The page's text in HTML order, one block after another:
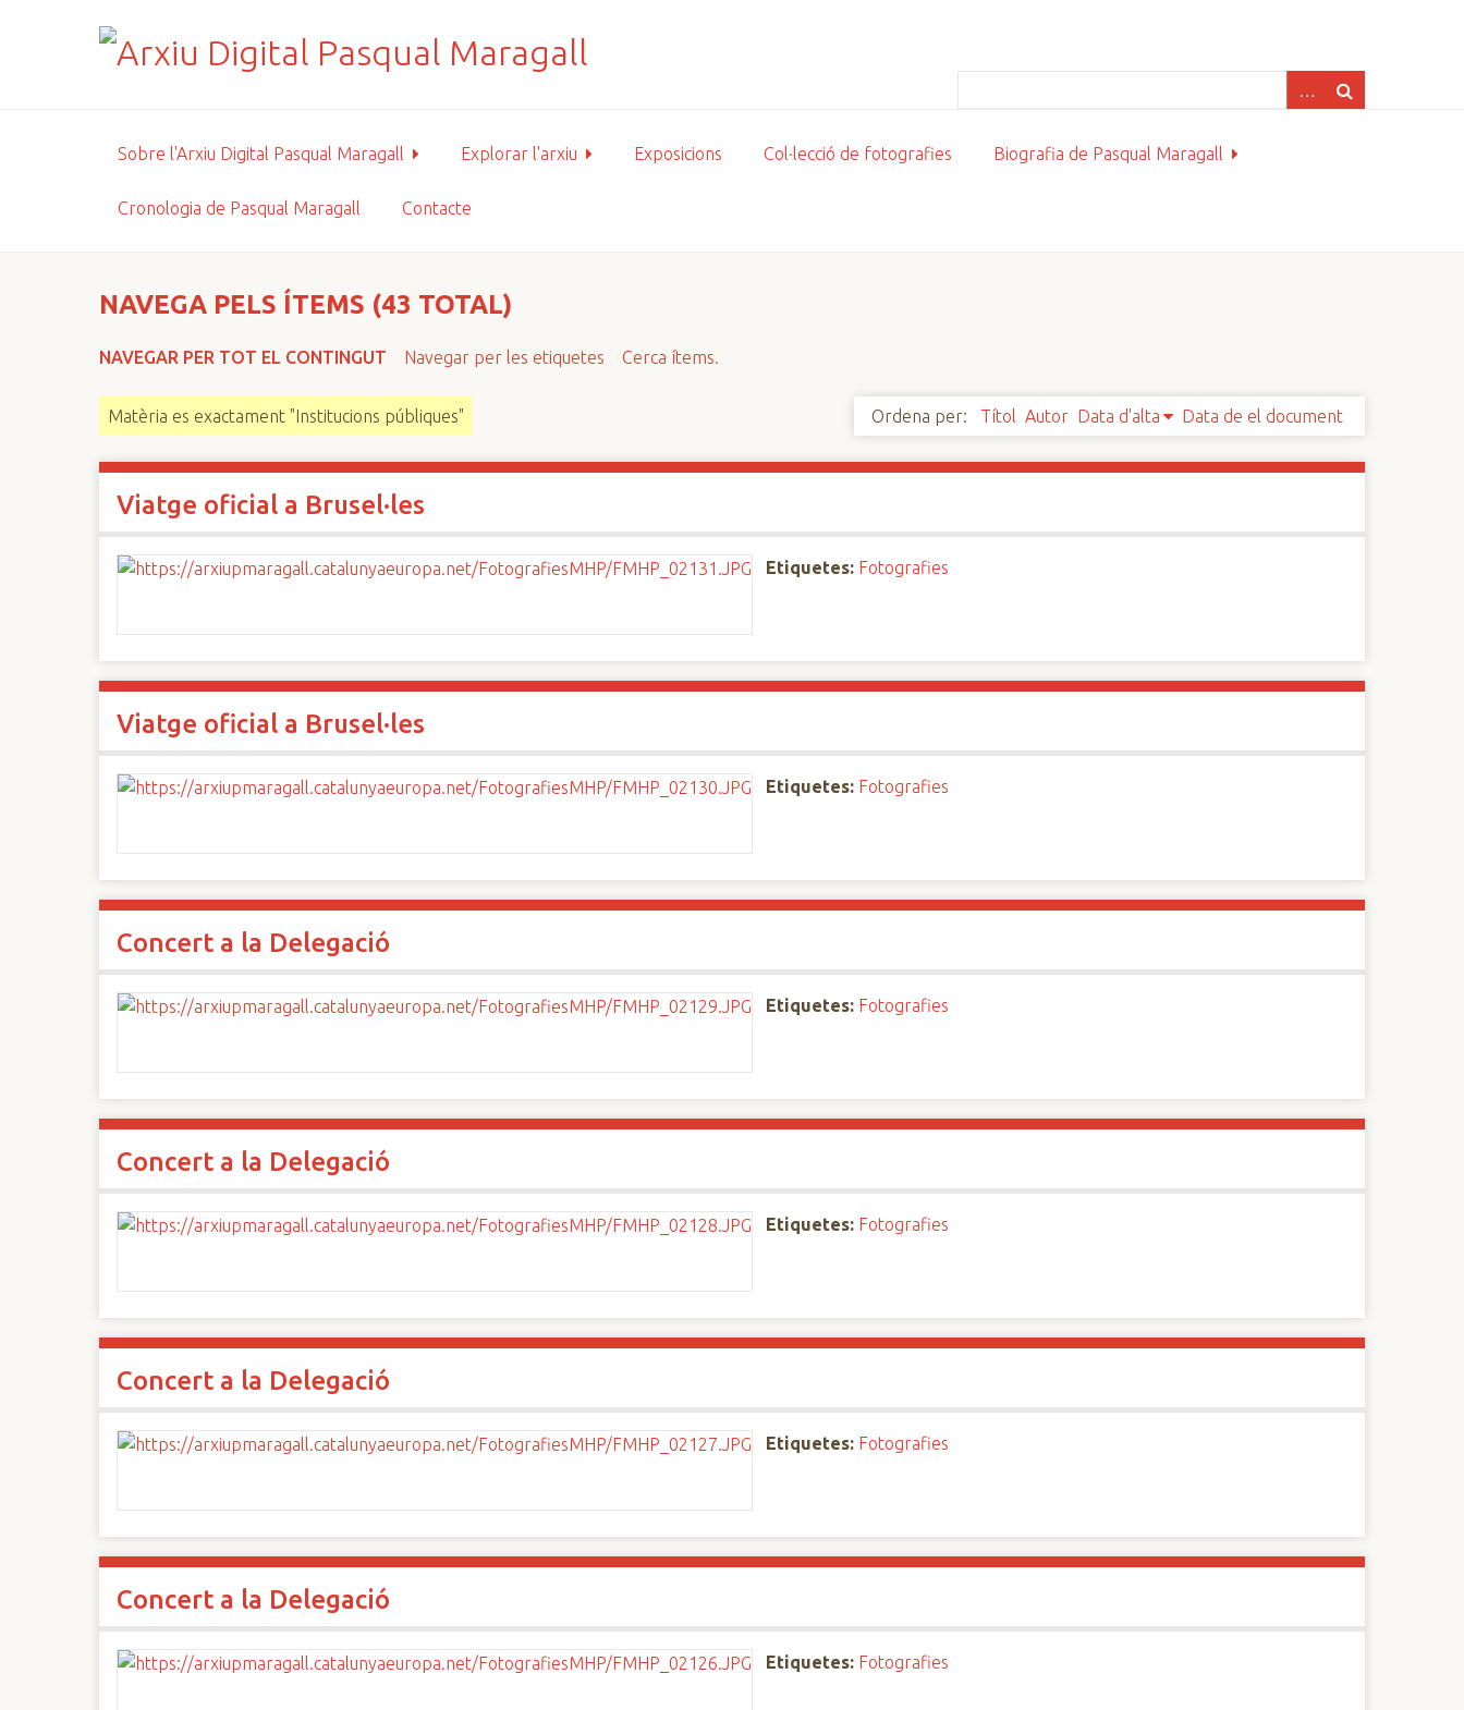
Sobre l'Arxiu Digital Pasqual Maragall Explorar l'arxiu Exposicions Col·lecció de fotografies Biografia de Pasqual Maragall
Cronologia de Pasqual Maragall Contacte
NAVEGA PELS ÍTEMS (43 TOTAL)
NAVEGAR PER TOT EL CONTINGUT Navegar per les etiquetes Cerca ítems.
Matèria es exactament "Institucions públiques" Ordena per: Títol Autor Data d'alta Data de el document
Viatge oficial a Brusel·les
Etiquetes: Fotografies
Viatge oficial a Brusel·les
Etiquetes: Fotografies
Concert a la Delegació
Etiquetes: Fotografies
Concert a la Delegació
Etiquetes: Fotografies
Concert a la Delegació
Etiquetes: Fotografies
Concert a la Delegació
Etiquetes: Fotografies